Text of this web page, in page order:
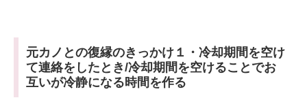
元カノとの復縁のきっかけ１・冷却期間を空け
て連絡をしたとき/冷却期間を空けることでお
互いが冷静になる時間を作る